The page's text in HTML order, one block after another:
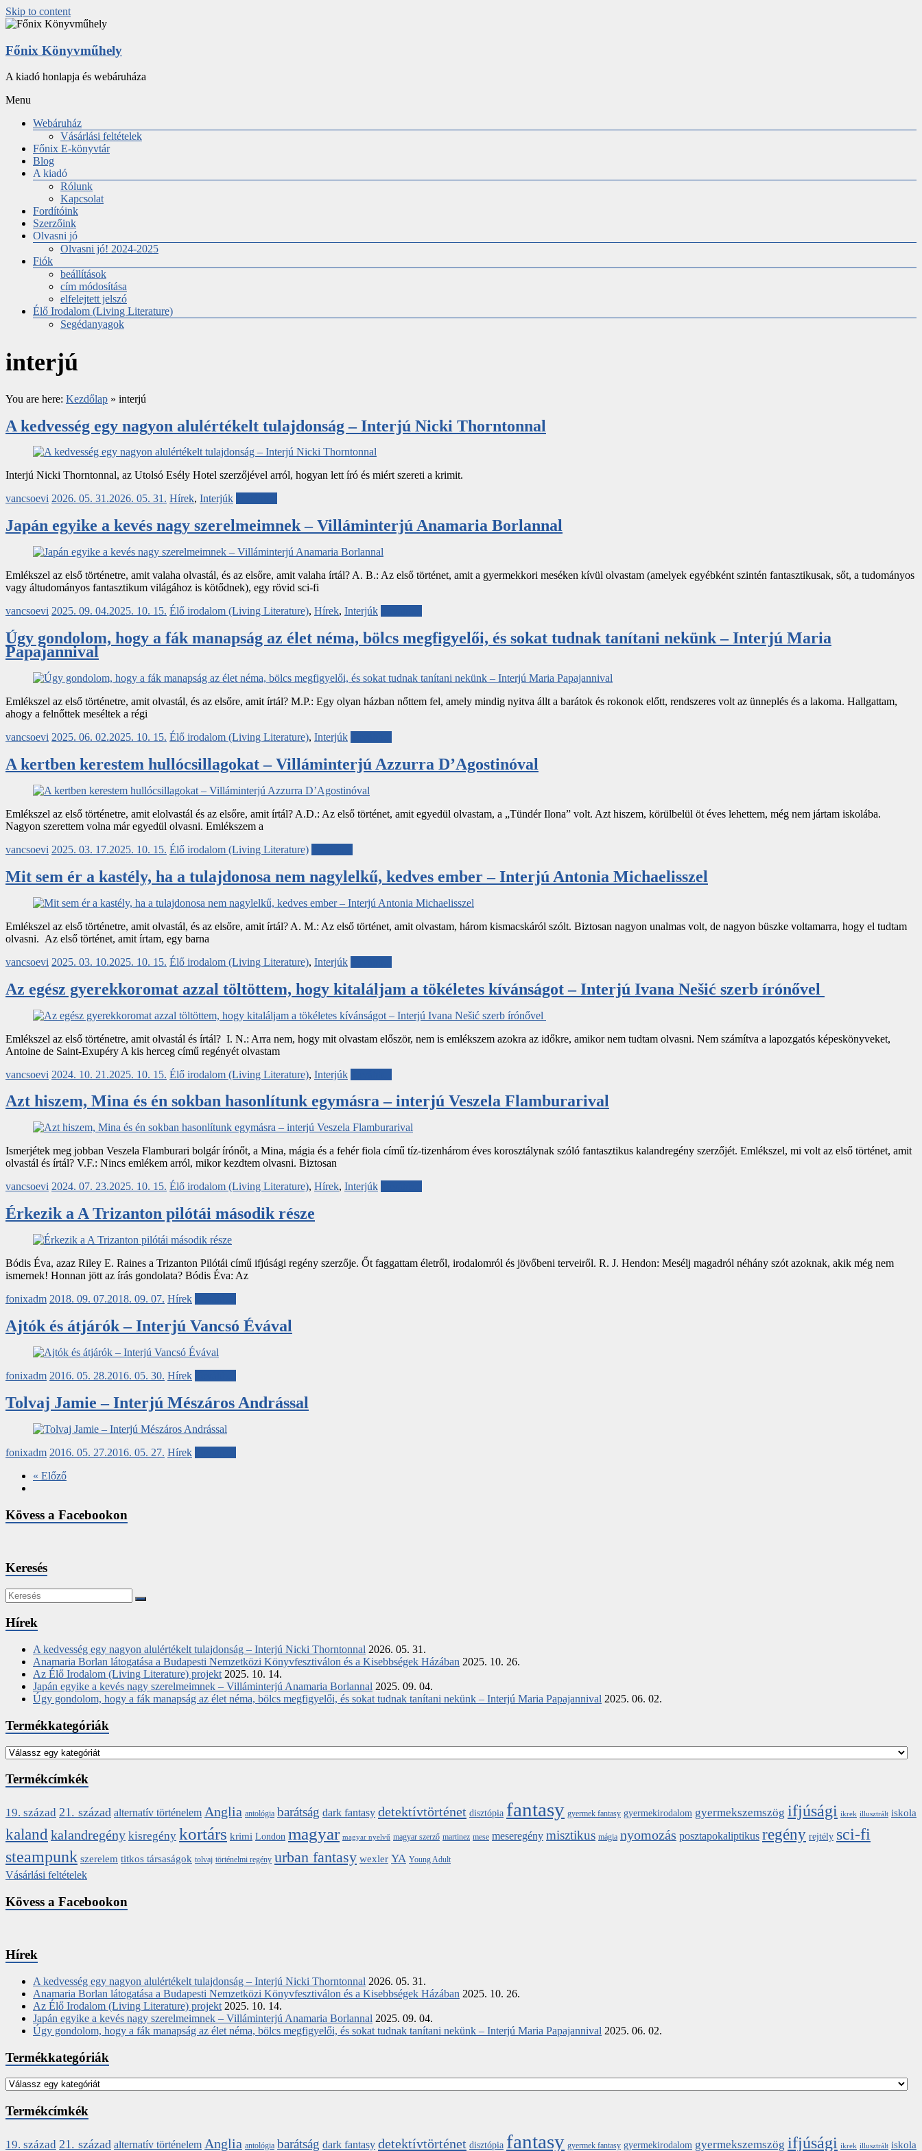
Skip to content
Főnix Könyvműhely
A kiadó honlapja és webáruháza
Menu
Webáruház
Vásárlási feltételek
Főnix E-könyvtár
Blog
A kiadó
Rólunk
Kapcsolat
Fordítóink
Szerzőink
Olvasni jó
Olvasni jó! 2024-2025
Fiók
beállítások
cím módosítása
elfelejtett jelszó
Élő Irodalom (Living Literature)
Segédanyagok
interjú
You are here: Kezdőlap » interjú
A kedvesség egy nagyon alulértékelt tulajdonság – Interjú Nicki Thorntonnal
Interjú Nicki Thorntonnal, az Utolsó Esély Hotel szerzőjével arról, hogyan lett író és miért szereti a krimit.
vancsoevi 2026. 05. 31.2026. 05. 31. Hírek, Interjúk
Japán egyike a kevés nagy szerelmeimnek – Villáminterjú Anamaria Borlannal
Emlékszel az első történetre, amit valaha olvastál, és az elsőre, amit valaha írtál? A. B.: Az első történet, amit a gyermekkori meséken kívül olvastam (amelyek egyébként szintén fantasztikusak, sőt, a tudományos
vagy áltudományos fantasztikum világához is kötődnek), egy rövid sci-fi
vancsoevi 2025. 09. 04.2025. 10. 15. Élő irodalom (Living Literature), Hírek, Interjúk
Úgy gondolom, hogy a fák manapság az élet néma, bölcs megfigyelői, és sokat tudnak tanítani nekünk – Interjú Maria
Papajannival
Emlékszel az első történetre, amit olvastál, és az elsőre, amit írtál? M.P.: Egy olyan házban nőttem fel, amely mindig nyitva állt a barátok és rokonok előtt, rendszeres volt az ünneplés és a lakoma. Hallgattam,
ahogy a felnőttek meséltek a régi
vancsoevi 2025. 06. 02.2025. 10. 15. Élő irodalom (Living Literature), Interjúk
A kertben kerestem hullócsillagokat – Villáminterjú Azzurra D’Agostinóval
Emlékszel az első történetre, amit elolvastál és az elsőre, amit írtál? A.D.: Az első történet, amit egyedül olvastam, a „Tündér Ilona” volt. Azt hiszem, körülbelül öt éves lehettem, még nem jártam iskolába.
Nagyon szerettem volna már egyedül olvasni. Emlékszem a
vancsoevi 2025. 03. 17.2025. 10. 15. Élő irodalom (Living Literature)
Mit sem ér a kastély, ha a tulajdonosa nem nagylelkű, kedves ember – Interjú Antonia Michaelisszel
Emlékszel az első történetre, amit olvastál, és az elsőre, amit írtál? A. M.: Az első történet, amit olvastam, három kismacskáról szólt. Biztosan nagyon unalmas volt, de nagyon büszke voltamarra, hogy el tudtam
olvasni. Az első történet, amit írtam, egy barna
vancsoevi 2025. 03. 10.2025. 10. 15. Élő irodalom (Living Literature), Interjúk
Az egész gyerekkoromat azzal töltöttem, hogy kitaláljam a tökéletes kívánságot – Interjú Ivana Nešić szerb írónővel
Emlékszel az első történetre, amit olvastál és írtál? I. N.: Arra nem, hogy mit olvastam először, nem is emlékszem azokra az időkre, amikor nem tudtam olvasni. Nem számítva a lapozgatós képeskönyveket,
Antoine de Saint-Exupéry A kis herceg című regényét olvastam
vancsoevi 2024. 10. 21.2025. 10. 15. Élő irodalom (Living Literature), Interjúk
Azt hiszem, Mina és én sokban hasonlítunk egymásra – interjú Veszela Flamburarival
Ismerjétek meg jobban Veszela Flamburari bolgár írónőt, a Mina, mágia és a fehér fiola című tíz-tizenhárom éves korosztálynak szóló fantasztikus kalandregény szerzőjét. Emlékszel, mi volt az első történet, amit
olvastál és írtál? V.F.: Nincs emlékem arról, mikor kezdtem olvasni. Biztosan
vancsoevi 2024. 07. 23.2025. 10. 15. Élő irodalom (Living Literature), Hírek, Interjúk
Érkezik a A Trizanton pilótái második része
Bódis Éva, azaz Riley E. Raines a Trizanton Pilótái című ifjúsági regény szerzője. Őt faggattam életről, irodalomról és jövőbeni terveiről. R. J. Hendon: Mesélj magadról néhány szót azoknak, akik még nem
ismernek! Honnan jött az írás gondolata? Bódis Éva: Az
fonixadm 2018. 09. 07.2018. 09. 07. Hírek
Ajtók és átjárók – Interjú Vancsó Évával
fonixadm 2016. 05. 28.2016. 05. 30. Hírek
Tolvaj Jamie – Interjú Mészáros Andrással
fonixadm 2016. 05. 27.2016. 05. 27. Hírek
« Előző
Kövess a Facebookon
Keresés
Hírek
A kedvesség egy nagyon alulértékelt tulajdonság – Interjú Nicki Thorntonnal 2026. 05. 31.
Anamaria Borlan látogatása a Budapesti Nemzetközi Könyvfesztiválon és a Kisebbségek Házában 2025. 10. 26.
Az Élő Irodalom (Living Literature) projekt 2025. 10. 14.
Japán egyike a kevés nagy szerelmeimnek – Villáminterjú Anamaria Borlannal 2025. 09. 04.
Úgy gondolom, hogy a fák manapság az élet néma, bölcs megfigyelői, és sokat tudnak tanítani nekünk – Interjú Maria Papajannival 2025. 06. 02.
Termékkategóriák
Termékcímkék
19. század 21. század alternatív történelem Anglia antológia barátság dark fantasy detektívtörténet disztópia fantasy gyermek fantasy gyermekirodalom gyermekszemszög ifjúsági ikrek illusztrált iskola
kaland kalandregény kisregény kortárs krimi London magyar magyar nyelvű magyar szerző martinez mese meseregény misztikus mágia nyomozás posztapokaliptikus regény rejtély sci-fi
steampunk szerelem titkos társaságok tolvaj történelmi regény urban fantasy wexler YA Young Adult
Vásárlási feltételek
Kövess a Facebookon
Hírek
A kedvesség egy nagyon alulértékelt tulajdonság – Interjú Nicki Thorntonnal 2026. 05. 31.
Anamaria Borlan látogatása a Budapesti Nemzetközi Könyvfesztiválon és a Kisebbségek Házában 2025. 10. 26.
Az Élő Irodalom (Living Literature) projekt 2025. 10. 14.
Japán egyike a kevés nagy szerelmeimnek – Villáminterjú Anamaria Borlannal 2025. 09. 04.
Úgy gondolom, hogy a fák manapság az élet néma, bölcs megfigyelői, és sokat tudnak tanítani nekünk – Interjú Maria Papajannival 2025. 06. 02.
Termékkategóriák
Termékcímkék
19. század 21. század alternatív történelem Anglia antológia barátság dark fantasy detektívtörténet disztópia fantasy gyermek fantasy gyermekirodalom gyermekszemszög ifjúsági ikrek illusztrált iskola